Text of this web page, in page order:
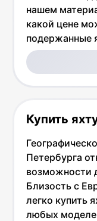
нашем
какой цене
подержанные
Купить
Петербурга
возможности
Близость с
легко купить
любых